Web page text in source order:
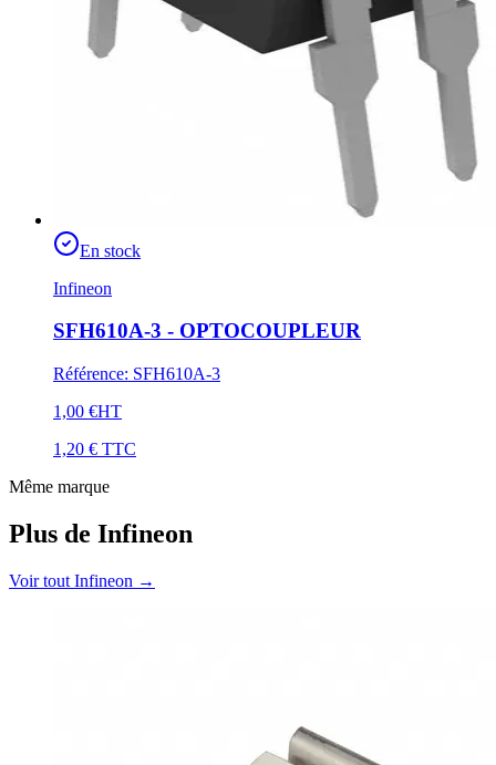
En stock
Infineon
SFH610A-3 - OPTOCOUPLEUR
Référence: SFH610A-3
1,00 €HT
1,20 € TTC
Même marque
Plus de Infineon
Voir tout Infineon →